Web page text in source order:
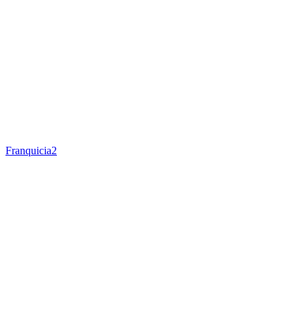
Franquicia2